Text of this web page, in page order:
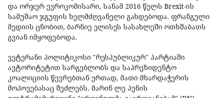
და ორჯერ ევროკომისარი, სანამ 2016 წელს Brexit-ის
სამუშაო ჯგუფის ხელმძღვანელი გახდებოდა. ფრანგული
მედიის ცნობით, ბარნიე ელისეს სასახლეში ოთხშაბათს
გვიან იმყოფებოდა.
ვეტერანი პოლიტიკოსი "რესპუბლიკურ" პარტიაში
ავტორიტეტით სარგებლობს და საპრეზიდენტო
კოალიციის წევრებთან ერთად, მათი მხარდაჭერის
მოპოვებასაც შეძლებს. მარინ ლე პენის